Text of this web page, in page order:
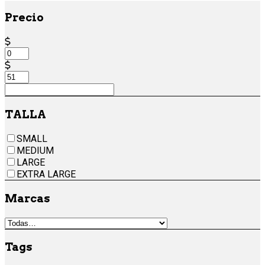
Precio
TALLA
SMALL
MEDIUM
LARGE
EXTRA LARGE
Marcas
Tags